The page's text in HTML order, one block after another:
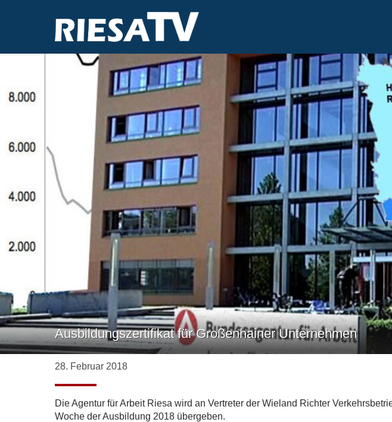
Ausbildungszertifikat für Großenhainer Unternehmen
28. Februar 2018
Die Agentur für Arbeit Riesa wird an Vertreter der Wieland Richter
Woche der Ausbildung 2018 übergeben.